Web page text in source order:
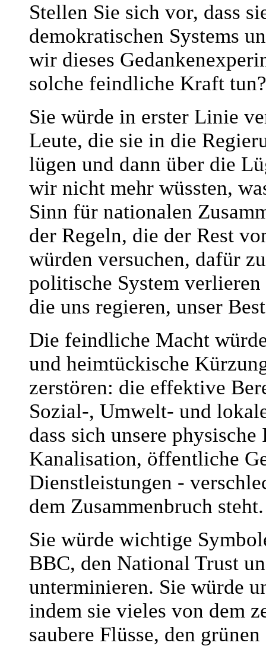
Stellen Sie sich vor, dass
demokratischen Systems
wir dieses
solche feindliche Kraft tun?
Sie würde in erster Linie
Leute, die sie in die
lügen und dann über die
wir nicht mehr wüssten,
Sinn für nationalen
der Regeln, die der Rest
würden versuchen, dafür
politische System
die uns regieren, unser
Die feindliche Macht
und heimtückische
zerstören: die effektive
Sozial-, Umwelt- und
dass sich unsere
Kanalisation, öffentliche
Dienstleistungen -
dem Zusammenbruch steht.
Sie würde wichtige
BBC, den National Trust
unterminieren. Sie würde
indem sie vieles von dem
saubere Flüsse, den